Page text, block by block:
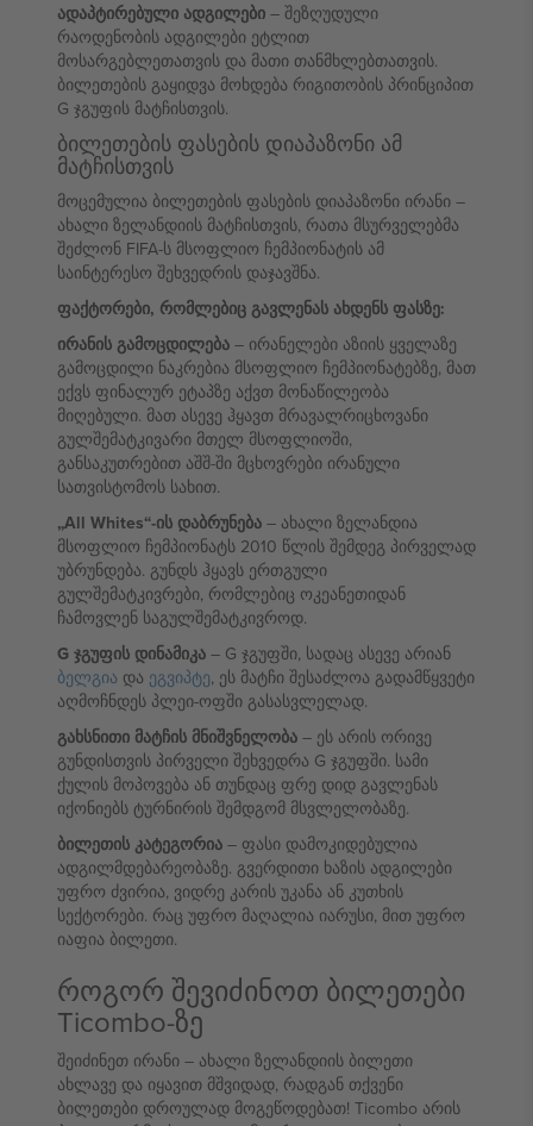
ადაპტირებული ადგილები – შეზღუდული
რაოდენობის ადგილები ეტლით
მოსარგებლეთათვის და მათი თანმხლებთათვის.
ბილეთების გაყიდვა მოხდება რიგითობის პრინციპით
G ჯგუფის მატჩისთვის.
ბილეთების ფასების დიაპაზონი ამ
მატჩისთვის
მოცემულია ბილეთების ფასების დიაპაზონი ირანი –
ახალი ზელანდიის მატჩისთვის, რათა მსურველებმა
შეძლონ FIFA-ს მსოფლიო ჩემპიონატის ამ
საინტერესო შეხვედრის დაჯავშნა.
ფაქტორები, რომლებიც გავლენას ახდენს ფასზე:
ირანის გამოცდილება – ირანელები აზიის ყველაზე
გამოცდილი ნაკრებია მსოფლიო ჩემპიონატებზე, მათ
ექვს ფინალურ ეტაპზე აქვთ მონაწილეობა
მიღებული. მათ ასევე ჰყავთ მრავალრიცხოვანი
გულშემატკივარი მთელ მსოფლიოში,
განსაკუთრებით აშშ-ში მცხოვრები ირანული
სათვისტომოს სახით.
„All Whites“-ის დაბრუნება – ახალი ზელანდია
მსოფლიო ჩემპიონატს 2010 წლის შემდეგ პირველად
უბრუნდება. გუნდს ჰყავს ერთგული
გულშემატკივრები, რომლებიც ოკეანეთიდან
ჩამოვლენ საგულშემატკივროდ.
G ჯგუფის დინამიკა – G ჯგუფში, სადაც ასევე არიან
ბელგია და ეგვიპტე, ეს მატჩი შესაძლოა გადამწყვეტი
აღმოჩნდეს პლეი-ოფში გასასვლელად.
გახსნითი მატჩის მნიშვნელობა – ეს არის ორივე
გუნდისთვის პირველი შეხვედრა G ჯგუფში. სამი
ქულის მოპოვება ან თუნდაც ფრე დიდ გავლენას
იქონიებს ტურნირის შემდგომ მსვლელობაზე.
ბილეთის კატეგორია – ფასი დამოკიდებულია
ადგილმდებარეობაზე. გვერდითი ხაზის ადგილები
უფრო ძვირია, ვიდრე კარის უკანა ან კუთხის
სექტორები. რაც უფრო მაღალია იარუსი, მით უფრო
იაფია ბილეთი.
როგორ შევიძინოთ ბილეთები
Ticombo-ზე
შეიძინეთ ირანი – ახალი ზელანდიის ბილეთი
ახლავე და იყავით მშვიდად, რადგან თქვენი
ბილეთები დროულად მოგეწოდებათ! Ticombo არის